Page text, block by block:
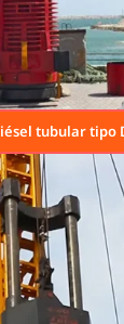
tubular tipo